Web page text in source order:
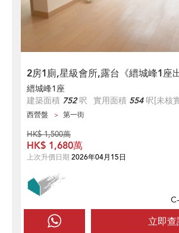
2房1廁,星級會所,露台《縉城峰1座
縉城峰1座
建築面積 752呎 實用面積 554呎[未核
西營盤 第一街
立即查
HK$ 1,500萬
HK$ 1,680萬
上次升價日期 2026年04月15日